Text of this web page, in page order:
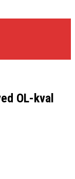
OL-kval